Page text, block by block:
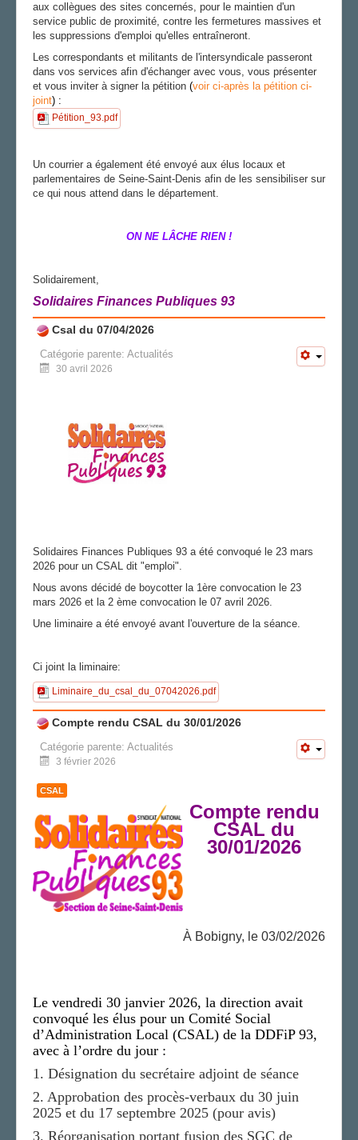
aux collègues des sites concernés, pour le maintien d'un
service public de proximité, contre les fermetures massives et
les suppressions d'emploi qu'elles entraîneront.
Les correspondants et militants de l'intersyndicale passeront
dans vos services afin d'échanger avec vous, vous présenter
et vous inviter à signer la pétition (voir ci-après la pétition ci-
joint) :
Pétition_93.pdf
Un courrier a également été envoyé aux élus locaux et
parlementaires de Seine-Saint-Denis afin de les sensibiliser sur
ce qui nous attend dans le département.
ON NE LÂCHE RIEN !
Solidairement,
Solidaires Finances Publiques 93
Csal du 07/04/2026
Catégorie parente: Actualités
30 avril 2026
Solidaires Finances Publiques 93 a été convoqué le 23 mars
2026 pour un CSAL dit "emploi".
Nous avons décidé de boycotter la 1ère convocation le 23
mars 2026 et la 2 ème convocation le 07 avril 2026.
Une liminaire a été envoyé avant l'ouverture de la séance.
Ci joint la liminaire:
Liminaire_du_csal_du_07042026.pdf
Compte rendu CSAL du 30/01/2026
Catégorie parente: Actualités
3 février 2026
CSAL
Compte rendu
CSAL du
30/01/2026
À Bobigny, le 03/02/2026
Le vendredi 30 janvier 2026, la direction avait
convoqué les élus pour un Comité Social
d’Administration Local (CSAL) de la DDFiP 93,
avec à l’ordre du jour :
1. Désignation du secrétaire adjoint de séance
2. Approbation des procès-verbaux du 30 juin
2025 et du 17 septembre 2025 (pour avis)
3. Réorganisation portant fusion des SGC de